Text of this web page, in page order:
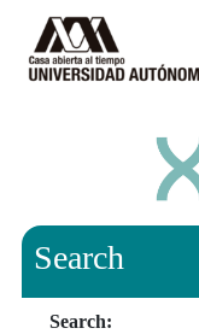
Search
Search: